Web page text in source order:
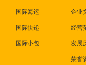
国际海运
国际快递
国际小包
企业
经营
发展
荣誉